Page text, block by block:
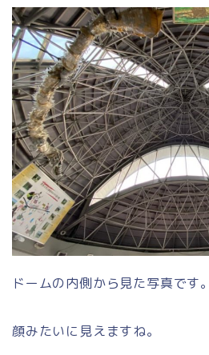
ドームの内側から見た写真です。
顔みたいに見えますね。